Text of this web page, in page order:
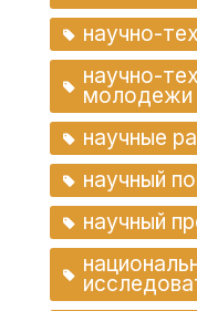
научно-
научно-
молодежи
научные
научный
научный